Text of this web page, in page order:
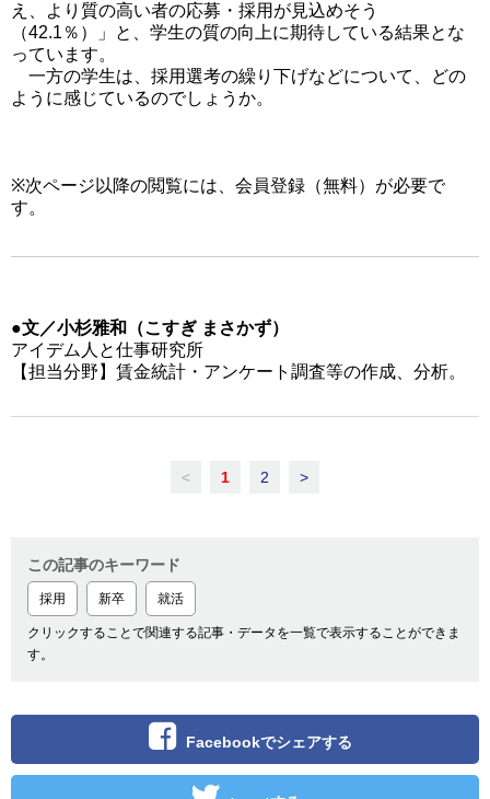
え、より質の高い者の応募・採用が見込めそう
（42.1％）」と、学生の質の向上に期待している結果とな
っています。
一方の学生は、採用選考の繰り下げなどについて、どの
ように感じているのでしょうか。
※次ページ以降の閲覧には、会員登録（無料）が必要で
す。
●文／小杉雅和（こすぎ まさかず）
アイデム人と仕事研究所
【担当分野】賃金統計・アンケート調査等の作成、分析。
< 1 2 >
この記事のキーワード
採用 新卒 就活
クリックすることで関連する記事・データを一覧で表示することができま
す。
Facebookでシェアする